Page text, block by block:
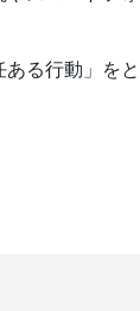
る行動」を